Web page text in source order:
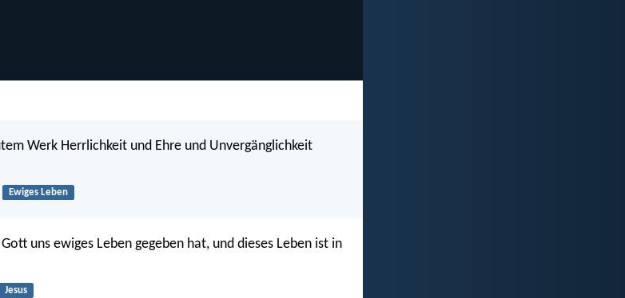
Werk Herrlichkeit und Ehre und Unvergänglichkeit
Ewiges Leben
uns ewiges Leben gegeben hat, und dieses Leben ist in
Jesus